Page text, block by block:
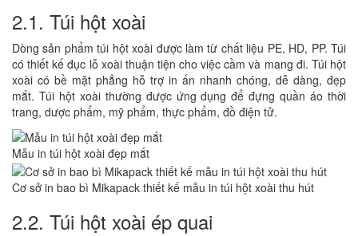
2.1. Túi hột xoài
Dòng sản phẩm túi hột xoài được làm từ chất liệu PE, HD, PP. Túi
có thiết kế đục lỗ xoài thuận tiện cho việc cầm và mang đi. Túi hột
xoài có bề mặt phẳng hỗ trợ in ấn nhanh chóng, dễ dàng, đẹp
mắt. Túi hột xoài thường được ứng dụng để đựng quần áo thời
trang, dược phẩm, mỹ phẩm, thực phẩm, đồ điện tử.
Mẫu in túi hột xoài đẹp mắt
Cơ sở in bao bì Mikapack thiết kế mẫu in túi hột xoài thu hút
2.2. Túi hột xoài ép quai